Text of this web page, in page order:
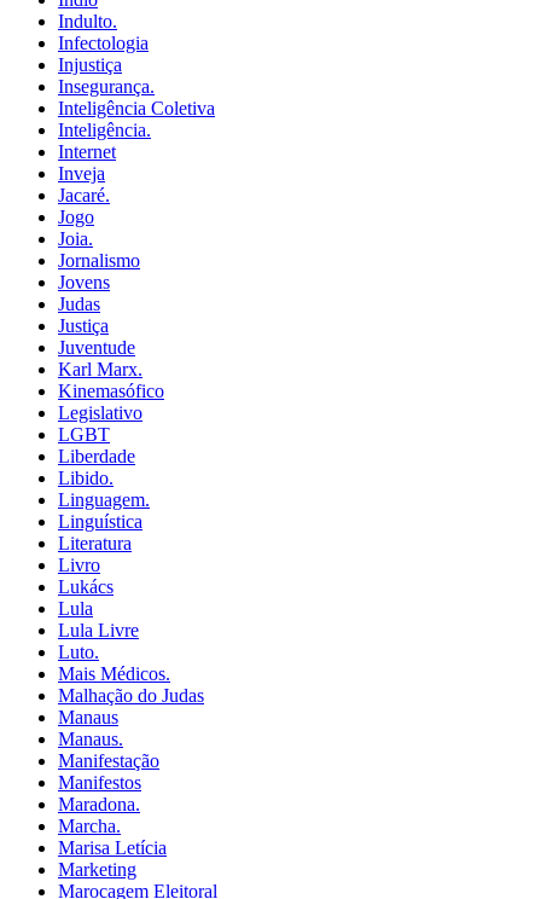
Indulto.
Infectologia
Injustiça
Insegurança.
Inteligência Coletiva
Inteligência.
Internet
Inveja
Jacaré.
Jogo
Joia.
Jornalismo
Jovens
Judas
Justiça
Juventude
Karl Marx.
Kinemasófico
Legislativo
LGBT
Liberdade
Libido.
Linguagem.
Linguística
Literatura
Livro
Lukács
Lula
Lula Livre
Luto.
Mais Médicos.
Malhação do Judas
Manaus
Manaus.
Manifestação
Manifestos
Maradona.
Marcha.
Marisa Letícia
Marketing
Marocagem Eleitoral